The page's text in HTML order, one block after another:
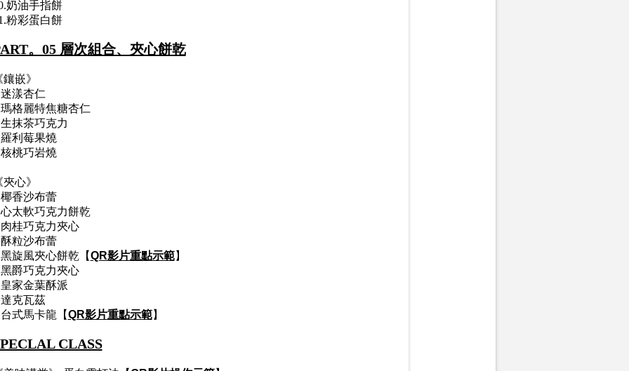
奶油手指餅
粉彩蛋白餅
。05 層次組合、夾心餅乾
嵌》
漾杏仁
格麗特焦糖杏仁
抹茶巧克力
利莓果燒
桃巧岩燒
心》
香沙布蕾
太軟巧克力餅乾
桂巧克力夾心
粒沙布蕾
旋風夾心餅乾【QR影片重點示範】
爵巧克力夾心
家金葉酥派
克瓦茲
式馬卡龍【QR影片重點示範】
CLASS